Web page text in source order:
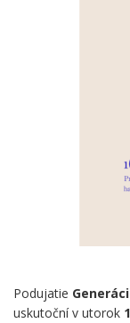
Podujatie
uskutoční v utorok